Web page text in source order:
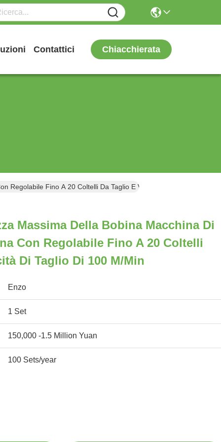
Contattici Chiacchierata
Regolabile Fino A 20 Coltelli Da Taglio E Velocità Di Taglio Di 100
Massima Della Bobina Macchina Di
Con Regolabile Fino A 20 Coltelli
Di Taglio Di 100 M/min
Enzo
1 Set
150,000 -1.5 Million Yuan
100 Sets/year